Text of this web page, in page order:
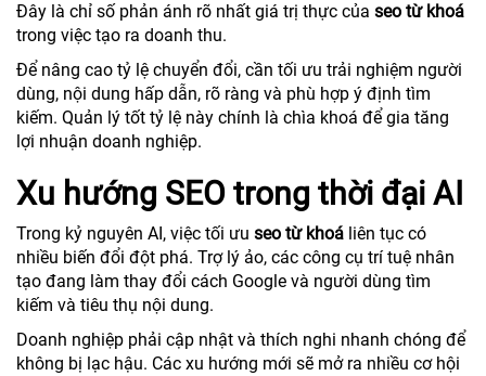
Đây là chỉ số phản ánh rõ nhất giá trị thực của seo từ khoá
trong việc tạo ra doanh thu.
Để nâng cao tỷ lệ chuyển đổi, cần tối ưu trải nghiệm người
dùng, nội dung hấp dẫn, rõ ràng và phù hợp ý định tìm
kiếm. Quản lý tốt tỷ lệ này chính là chìa khoá để gia tăng
lợi nhuận doanh nghiệp.
Xu hướng SEO trong thời đại AI
Trong kỷ nguyên AI, việc tối ưu seo từ khoá liên tục có
nhiều biến đổi đột phá. Trợ lý ảo, các công cụ trí tuệ nhân
tạo đang làm thay đổi cách Google và người dùng tìm
kiếm và tiêu thụ nội dung.
Doanh nghiệp phải cập nhật và thích nghi nhanh chóng để
không bị lạc hậu. Các xu hướng mới sẽ mở ra nhiều cơ hội